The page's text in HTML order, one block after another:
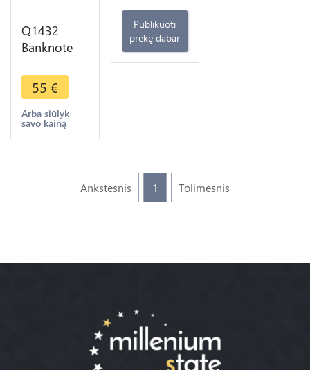
Q1432
Banknote
Customs
Gold Units
Shangai
Sun Yat-sen
55 €
Arba siūlyk
savo kainą
Publikuoti
prekę dabar
Ankstesnis 1 Tolimesnis